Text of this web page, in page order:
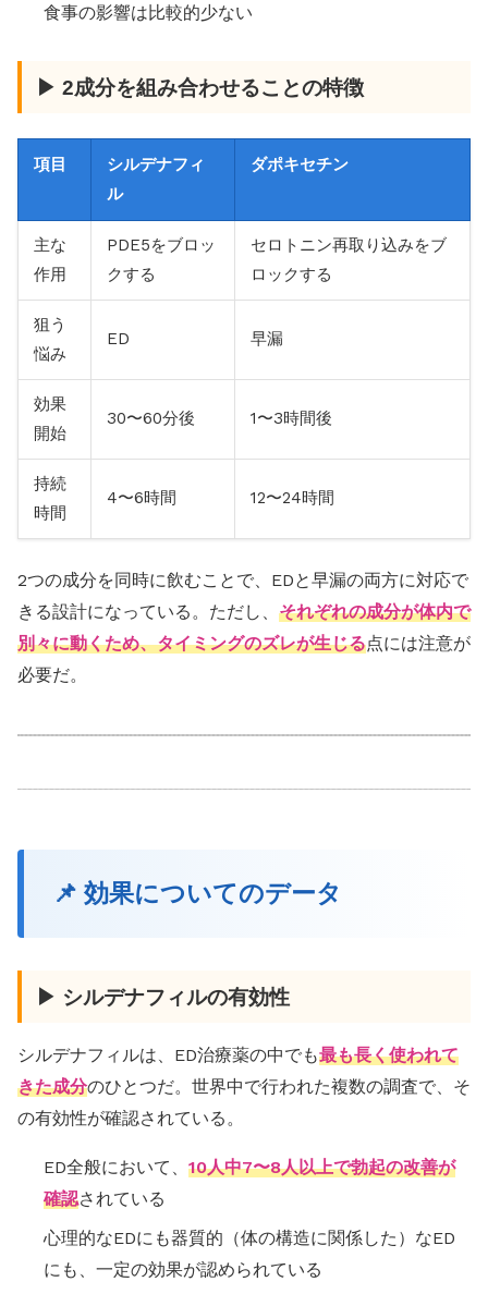
食事の影響は比較的少ない
▶ 2成分を組み合わせることの特徴
項目
シルデナフィ
ル
ダポキセチン
主な
作用
PDE5をブロッ
クする
セロトニン再取り込みをブ
ロックする
狙う
悩み
ED 早漏
効果
開始
30〜60分後 1〜3時間後
持続
時間
4〜6時間 12〜24時間
2つの成分を同時に飲むことで、EDと早漏の両方に対応で
きる設計になっている。ただし、 それぞれの成分が体内で
別々に動くため、タイミングのズレが生じる点には注意が
必要だ。
📌 効果についてのデータ
▶ シルデナフィルの有効性
シルデナフィルは、ED治療薬の中でも最も長く使われて
きた成分のひとつだ。世界中で行われた複数の調査で、そ
の有効性が確認されている。
ED全般において、 10人中7〜8人以上で勃起の改善が
確認されている
心理的なEDにも器質的（体の構造に関係した）なED
にも、一定の効果が認められている